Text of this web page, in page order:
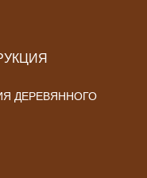
ДЕРЕВЯННОГО